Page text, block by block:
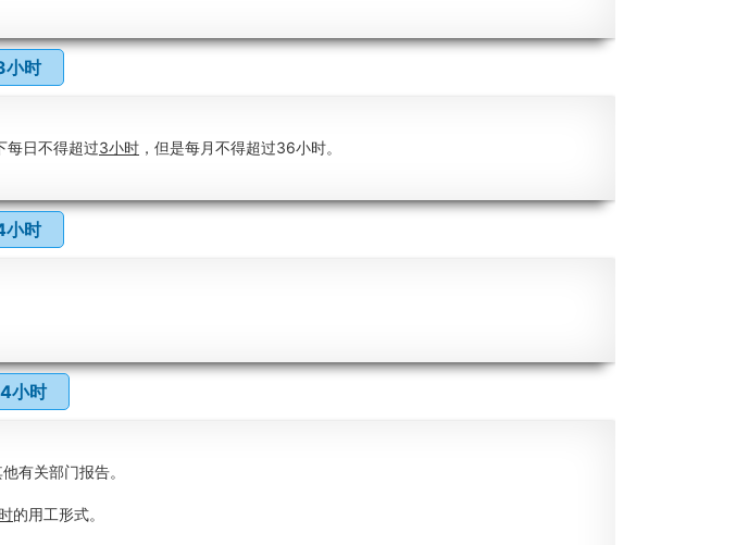
小时
每日不得超过3小时 ，但是每月不得超过36小时。
小时
小时
有关部门报告。
的用工形式。